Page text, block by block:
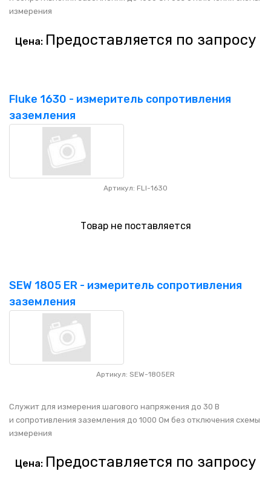
измерения
Цена: Предоставляется по запросу
Fluke 1630 - измеритель сопротивления
заземления
Артикул: FLI-1630
Товар не поставляется
SEW 1805 ER - измеритель сопротивления
заземления
Артикул: SEW-1805ER
Служит для измерения шагового напряжения до 30 В
и сопротивления заземления до 1000 Ом без отключения схемы
измерения
Цена: Предоставляется по запросу